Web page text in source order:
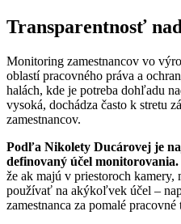
Transparentnosť
Monitoring zamestnancov vo
oblastí pracovného práva a
halách, kde je potreba dohľadu
vysoká, dochádza často k stretu
zamestnancov.
Podľa Nikolety Ducárovej je
definovaný účel monitorovania.
že ak majú v priestoroch
používať na akýkoľvek účel –
zamestnanca za pomalé pracovné